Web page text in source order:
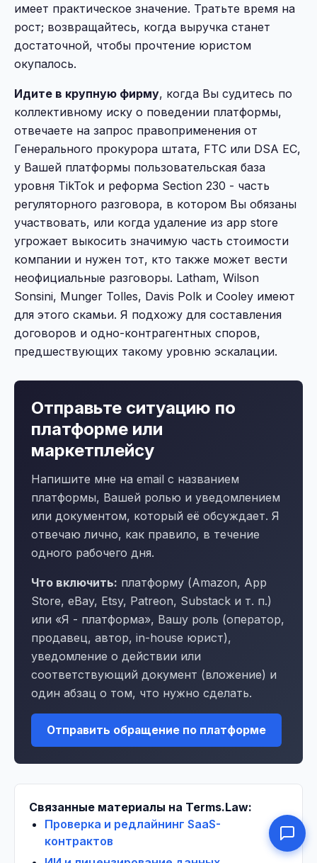
имеет практическое значение. Тратьте время на
рост; возвращайтесь, когда выручка станет
достаточной, чтобы прочтение юристом
окупалось.
Идите в крупную фирму, когда Вы судитесь по
коллективному иску о поведении платформы,
отвечаете на запрос правоприменения от
Генерального прокурора штата, FTC или DSA ЕС,
у Вашей платформы пользовательская база
уровня TikTok и реформа Section 230 - часть
регуляторного разговора, в котором Вы обязаны
участвовать, или когда удаление из app store
угрожает выкосить значимую часть стоимости
компании и нужен тот, кто также может вести
неофициальные разговоры. Latham, Wilson
Sonsini, Munger Tolles, Davis Polk и Cooley имеют
для этого скамьи. Я подхожу для составления
договоров и одно-контрагентных споров,
предшествующих такому уровню эскалации.
Отправьте ситуацию по
платформе или
маркетплейсу
Напишите мне на email с названием
платформы, Вашей ролью и уведомлением
или документом, который её обсуждает. Я
отвечаю лично, как правило, в течение
одного рабочего дня.
Что включить: платформу (Amazon, App
Store, eBay, Etsy, Patreon, Substack и т. п.)
или «Я - платформа», Вашу роль (оператор,
продавец, автор, in-house юрист),
уведомление о действии или
соответствующий документ (вложение) и
один абзац о том, что нужно сделать.
Отправить обращение по платформе
Связанные материалы на Terms.Law:
Проверка и редлайнинг SaaS-
контрактов